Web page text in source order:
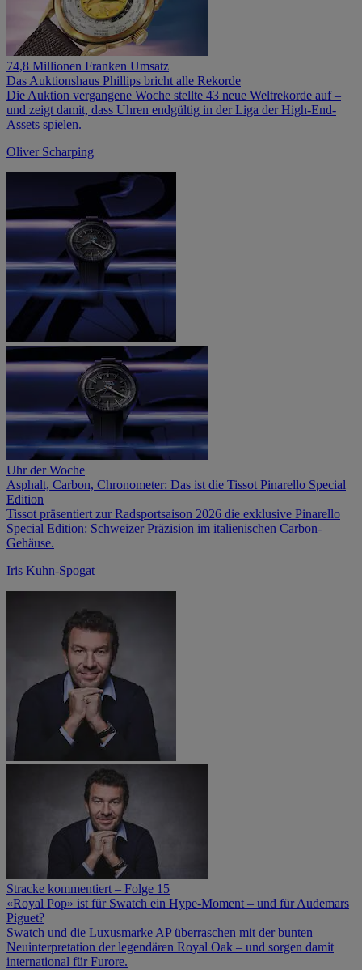
74,8 Millionen Franken Umsatz
Das Auktionshaus Phillips bricht alle Rekorde
Die Auktion vergangene Woche stellte 43 neue Weltrekorde auf –
und zeigt damit, dass Uhren endgültig in der Liga der High-End-
Assets spielen.
Oliver Scharping
Uhr der Woche
Asphalt, Carbon, Chronometer: Das ist die Tissot Pinarello Special
Edition
Tissot präsentiert zur Radsportsaison 2026 die exklusive Pinarello
Special Edition: Schweizer Präzision im italienischen Carbon-
Gehäuse.
Iris Kuhn-Spogat
Stracke kommentiert – Folge 15
«Royal Pop» ist für Swatch ein Hype-Moment – und für Audemars
Piguet?
Swatch und die Luxusmarke AP überraschen mit der bunten
Neuinterpretation der legendären Royal Oak – und sorgen damit
international für Furore.